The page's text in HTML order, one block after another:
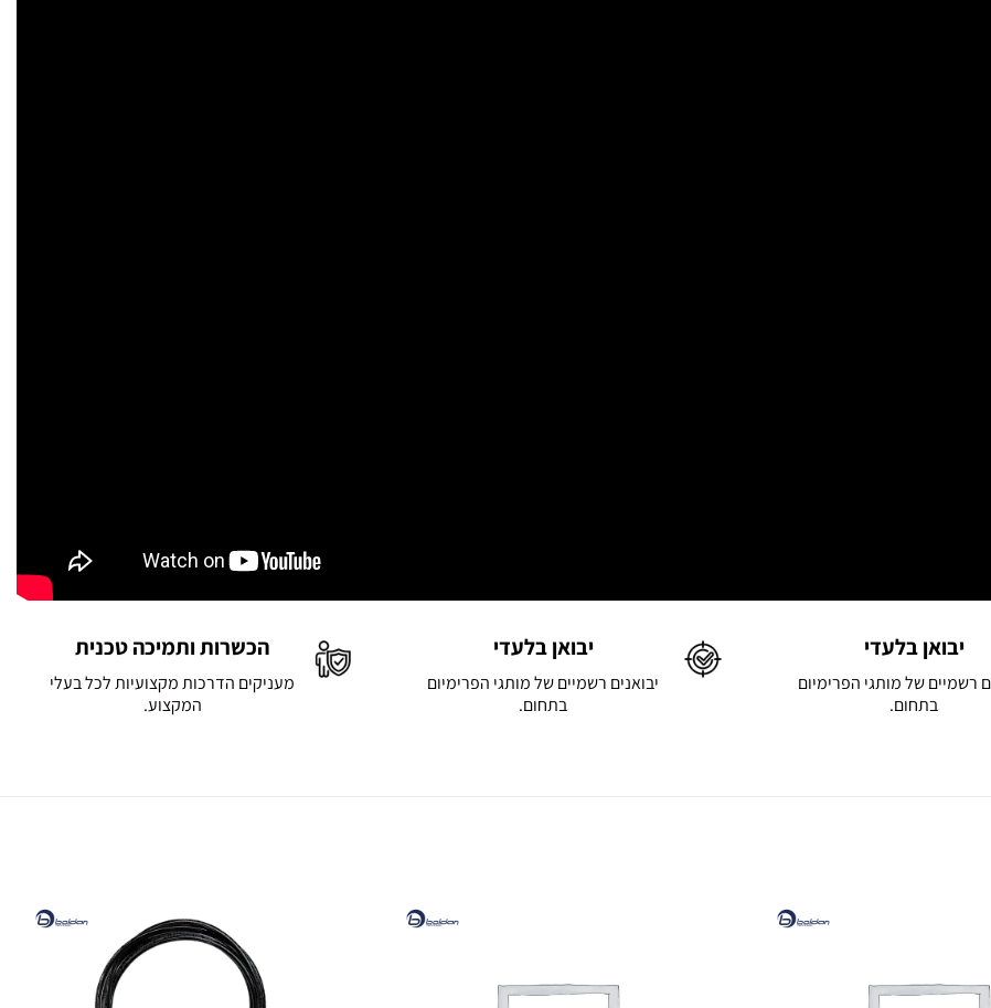
יבואן בלעדי
רשמיים של מותגי הפרימיום
בתחום.
יבואן בלעדי
יבואנים רשמיים של מותגי הפרימיום
בתחום.
הכשרות ותמיכה טכנית
מעניקים הדרכות מקצועיות לכל בעלי
המקצוע.